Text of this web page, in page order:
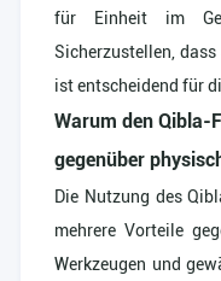
für Einheit im
Sicherzustellen,
ist entscheidend für
Warum den
gegenüber
Die Nutzung des
mehrere Vorteile
Werkzeugen und